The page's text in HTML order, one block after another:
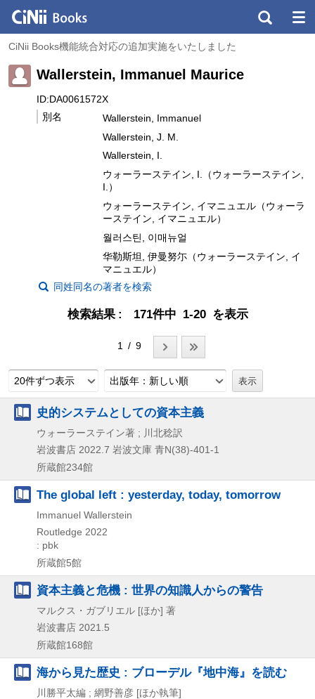
CiNii Books機能統合対応の追加実施をいたしました
Wallerstein, Immanuel Maurice
ID:DA0061572X
別名
Wallerstein, Immanuel
Wallerstein, J. M.
Wallerstein, I.
ウォーラーステイン, I.（ウォーラーステイン,
I.）
ウォーラーステイン, イマニュエル（ウォーラ
ーステイン, イマニュエル）
월러스틴, 이매뉴얼
华勒斯坦, 伊曼努尓（ウォーラーステイン, イ
マニュエル）
同姓同名の著者を検索
検索結果 171件中 1-20 を表示
1 / 9
20件ずつ表示 出版年：新しい順
史的システムとしての資本主義
ウォーラーステイン著 ; 川北稔訳
岩波書店 2022.7 岩波文庫 青N(38)-401-1
所蔵館234館
The global left : yesterday, today, tomorrow
Immanuel Wallerstein
Routledge 2022
: pbk
所蔵館5館
資本主義と危機 : 世界の知識人からの警告
マルクス・ガブリエル [ほか] 著
岩波書店 2021.5
所蔵館168館
海から見た歴史 : ブローデル『地中海』を読む
川勝平太編 ; 網野善彦 [ほか執筆]